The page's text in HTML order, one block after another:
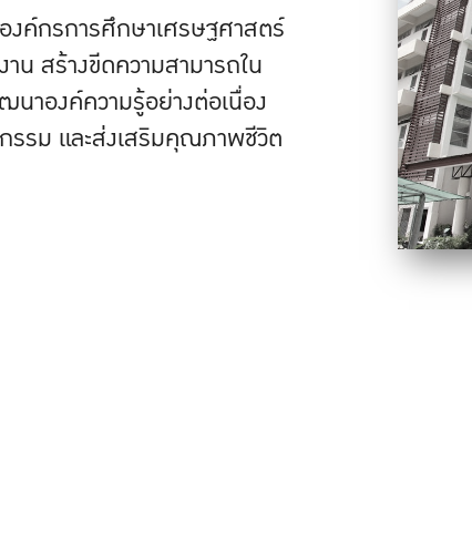
งค์กรการศึกษาเศรษฐศาสตร์
น สร้างขีดความสามารถใน
าองค์ความรู้อย่างต่อเนื่อง
รรม และส่งเสริมคุณภาพชีวิต